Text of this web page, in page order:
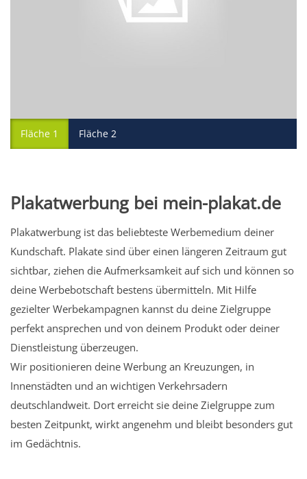
Fläche 1 Fläche 2
Plakatwerbung bei mein-plakat.de
Plakatwerbung ist das beliebteste Werbemedium deiner
Kundschaft. Plakate sind über einen längeren Zeitraum gut
sichtbar, ziehen die Aufmerksamkeit auf sich und können so
deine Werbebotschaft bestens übermitteln. Mit Hilfe
gezielter Werbekampagnen kannst du deine Zielgruppe
perfekt ansprechen und von deinem Produkt oder deiner
Dienstleistung überzeugen.
Wir positionieren deine Werbung an Kreuzungen, in
Innenstädten und an wichtigen Verkehrsadern
deutschlandweit. Dort erreicht sie deine Zielgruppe zum
besten Zeitpunkt, wirkt angenehm und bleibt besonders gut
im Gedächtnis.